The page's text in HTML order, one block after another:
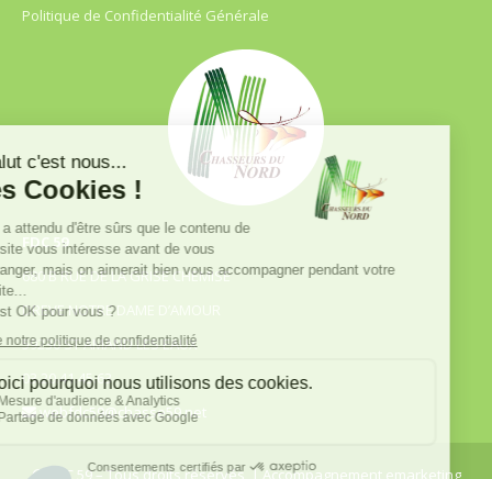
Politique de Confidentialité Générale
FDC 59
680 B RUE DE LA GRISE CHEMISE
DREVE NOTRE DAME D’AMOUR
59230 ST AMAND LES EAUX
03.20.41.45.63
webfdc59@chasse59.net
© FDC 59 – Tous droits réservés | Accompagnement emarketing